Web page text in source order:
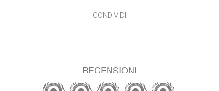
CONDIVIDI
RECENSIONI